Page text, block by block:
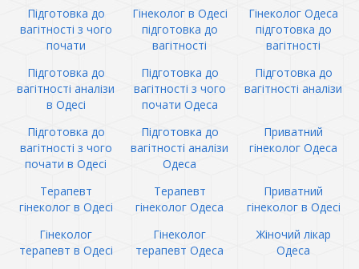
Підготовка до
вагітності з чого
почати
Гінеколог в Одесі
підготовка до
вагітності
Гінеколог Одеса
підготовка до
вагітності
Підготовка до
вагітності аналізи
в Одесі
Підготовка до
вагітності з чого
почати Одеса
Підготовка до
вагітності аналізи
Підготовка до
вагітності з чого
почати в Одесі
Підготовка до
вагітності аналізи
Одеса
Приватний
гінеколог Одеса
Терапевт
гінеколог в Одесі
Терапевт
гінеколог Одеса
Приватний
гінеколог в Одесі
Гінеколог
терапевт в Одесі
Гінеколог
терапевт Одеса
Жіночий лікар
Одеса